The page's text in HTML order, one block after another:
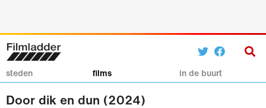
steden films in de buurt
Door dik en dun (2024)